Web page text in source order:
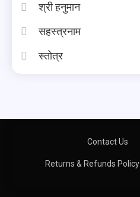
श्री हनुमान
सहस्त्रनाम
स्तोत्र
Contact Us
Returns & Refunds Policy